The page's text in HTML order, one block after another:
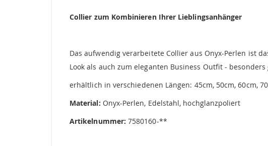
Collier zum Kombinieren Ihrer Lieblingsanhänger
Das aufwendig verarbeitete Collier aus Onyx-Perlen ist
Look als auch zum eleganten Business Outfit -
erhältlich in verschiedenen Längen: 45cm, 50cm, 60cm,
Material: Onyx-Perlen, Edelstahl, hochglanzpoliert
Artikelnummer: 7580160-**